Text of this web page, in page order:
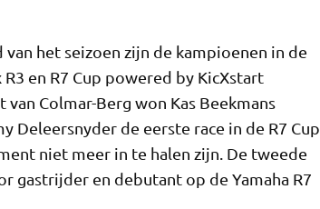
het seizoen zijn de kampioenen in de
R3 en R7 Cup powered by KicXstart
Colmar-Berg won Kas Beekmans
Deleersnyder de eerste race in de R7 Cup
niet meer in te halen zijn. De tweede
gastrijder en debutant op de Yamaha R7